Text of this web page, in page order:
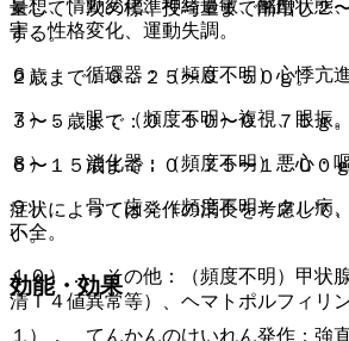
妄想、情動変化、神経過敏、酩酊状態
害、性格変化、運動失調。
６）． 循環器：（頻度不明）心悸亢進
７）． 眼：（頻度不明）複視、眼振。
８）． 消化器：（頻度不明）悪心・嘔
９）． 骨・歯：（頻度不明）クル病
不全。
１０）． その他：（頻度不明）甲状
清Ｔ４値異常等）、ヘマトポルフィリ
量して、次の標準投与量まで漸増し２
する。
２歳まで：０．２５〜０．５０ｇ。
３〜５歳まで：０．５０〜０．７５ｇ。
６〜１５歳まで：０．７５〜１．００
症状によっては発作の消長を考慮して
い。
効能・効果
１）． てんかんのけいれん発作：強